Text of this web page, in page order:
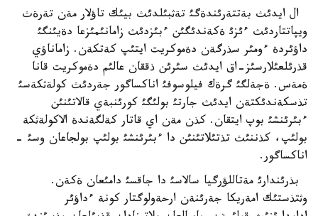
ال ايدئث بةتتةرئندةگئ تةثبئلدئث بيئك تاؤلار مةن تةرةث
ويپاتتاردئث ءئزئ ةكةندئگئن ءبئزدئث زامانئمئزعا دةيئنگئ
داؤئردة ءومئر سذرگةن دةموكريت ايتئپ كةتكةن. زاماناؤي
قذرئلعئلارسئز-اق ايدئث سئرئن ذققان عالئم دةموكريت قانا
ةمةس. ةجةلگئ گرةك فيلوسوفئ اناكساگور جةردئث كولةثكةسئ
تذسكةندئكتةن ايدئث جارتئ بولئگئ كورئنبةي قالاتئنئن
ءبئرئنشئ بوپ ايتقان. كذن مةن اي قاتار كةلگةندة الاكولةثكة
بولئپ، كذننئث تذتئلاتئنئن دا ءبئرئنشئ بولئپ بولجاعان وسئ -
اناكساگور.
بذرئندارئ مةتاللؤرگيا سالاسئ دا جاقسئ دامئعان ةكةن.
وثتذستئك امةريكا جةرئنةن ارحةولوگتار كونة ءداؤئر